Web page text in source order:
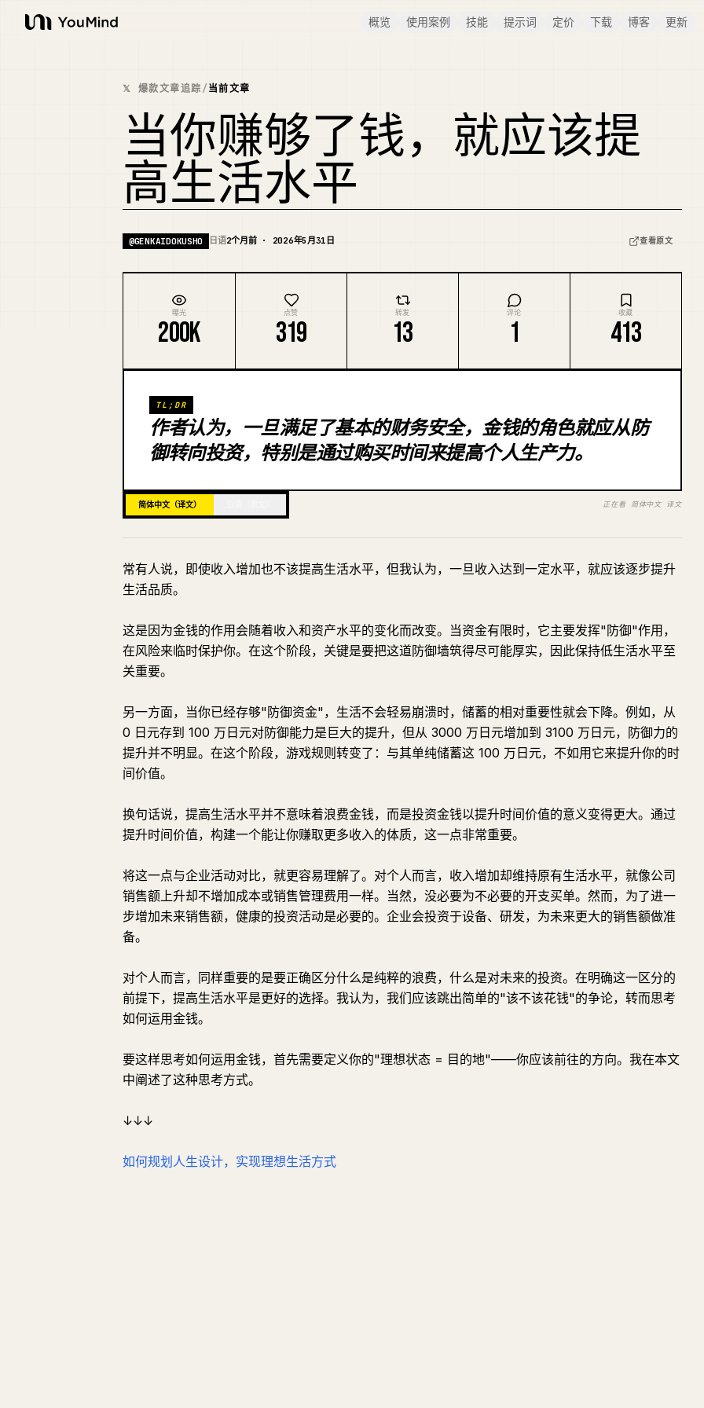
YouMind
概览 使用案例 技能 提示词 定价 下载 博客 更新
𝕏 爆款文章追踪/当前文章
当你赚够了钱，就应该提
高生活水平
@GENKAIDOKUSHO 日语2个月前 · 2026年5月31日 查看原文
曝光
200K
点赞
319
转发
13
评论
1
收藏
413
TL;DR
作者认为，一旦满足了基本的财务安全，金钱的角色就应从防
御转向投资，特别是通过购买时间来提高个人生产力。
简体中文（译文） 正在看 简体中文 译文
常有人说，即使收入增加也不该提高生活水平，但我认为，一旦收入达到一定水平，就应该逐步提升
生活品质。
这是因为金钱的作用会随着收入和资产水平的变化而改变。当资金有限时，它主要发挥"防御"作用，
在风险来临时保护你。在这个阶段，关键是要把这道防御墙筑得尽可能厚实，因此保持低生活水平至
关重要。
另一方面，当你已经存够"防御资金"，生活不会轻易崩溃时，储蓄的相对重要性就会下降。例如，从
0 日元存到 100 万日元对防御能力是巨大的提升，但从 3000 万日元增加到 3100 万日元，防御力的
提升并不明显。在这个阶段，游戏规则转变了：与其单纯储蓄这 100 万日元，不如用它来提升你的时
间价值。
换句话说，提高生活水平并不意味着浪费金钱，而是投资金钱以提升时间价值的意义变得更大。通过
提升时间价值，构建一个能让你赚取更多收入的体质，这一点非常重要。
将这一点与企业活动对比，就更容易理解了。对个人而言，收入增加却维持原有生活水平，就像公司
销售额上升却不增加成本或销售管理费用一样。当然，没必要为不必要的开支买单。然而，为了进一
步增加未来销售额，健康的投资活动是必要的。企业会投资于设备、研发，为未来更大的销售额做准
备。
对个人而言，同样重要的是要正确区分什么是纯粹的浪费，什么是对未来的投资。在明确这一区分的
前提下，提高生活水平是更好的选择。我认为，我们应该跳出简单的"该不该花钱"的争论，转而思考
如何运用金钱。
要这样思考如何运用金钱，首先需要定义你的"理想状态 = 目的地"——你应该前往的方向。我在本文
中阐述了这种思考方式。
↓↓↓
如何规划人生设计，实现理想生活方式